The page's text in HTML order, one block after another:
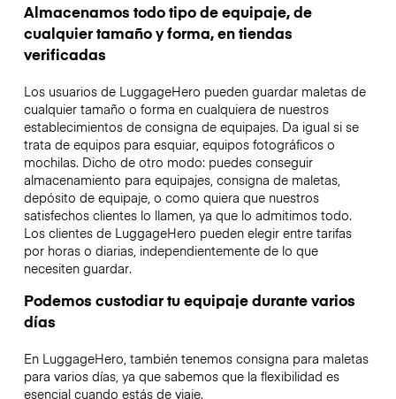
Almacenamos todo tipo de equipaje, de
cualquier tamaño y forma, en tiendas
verificadas
Los usuarios de LuggageHero pueden guardar maletas de
cualquier tamaño o forma en cualquiera de nuestros
establecimientos de consigna de equipajes. Da igual si se
trata de equipos para esquiar, equipos fotográficos o
mochilas. Dicho de otro modo: puedes conseguir
almacenamiento para equipajes, consigna de maletas,
depósito de equipaje, o como quiera que nuestros
satisfechos clientes lo llamen, ya que lo admitimos todo.
Los clientes de LuggageHero pueden elegir entre tarifas
por horas o diarias, independientemente de lo que
necesiten guardar.
Podemos custodiar tu equipaje durante varios
días
En LuggageHero, también tenemos consigna para maletas
para varios días, ya que sabemos que la flexibilidad es
esencial cuando estás de viaje.